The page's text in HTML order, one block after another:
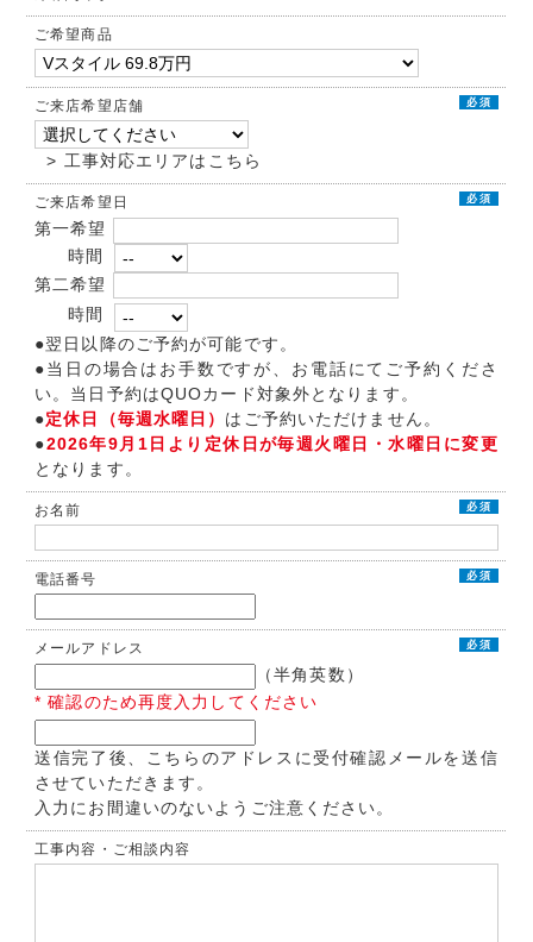
ご希望商品
ご来店希望店舗 必須
> 工事対応エリアはこちら
ご来店希望日 必須
第一希望
時間
第二希望
時間
●翌日以降のご予約が可能です。
●当日の場合はお手数ですが、お電話にてご予約くださ
い。当日予約はQUOカード対象外となります。
●定休日（毎週水曜日） はご予約いただけません。
●2026年9月1日より定休日が毎週火曜日・水曜日に変更
となります。
お名前 必須
電話番号 必須
メールアドレス 必須
（半角英数）
* 確認のため再度入力してください
送信完了後、こちらのアドレスに受付確認メールを送信
させていただきます。
入力にお間違いのないようご注意ください。
工事内容・ご相談内容